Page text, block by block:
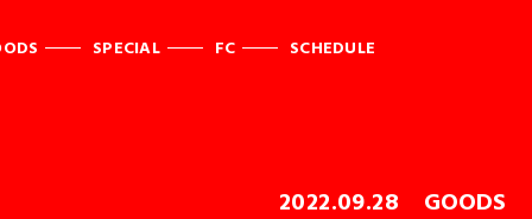
SPECIAL FC SCHEDULE
2022.09.28 GOODS